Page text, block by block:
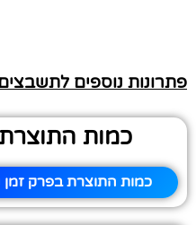
פתרונות נוספים
כמות
כמות התוצרת בפרק זמן